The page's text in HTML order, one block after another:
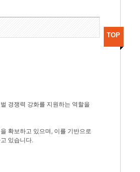
경쟁력 강화를 지원하는 역할을
확보하고 있으며, 이를 기반으로
있습니다.
TOP